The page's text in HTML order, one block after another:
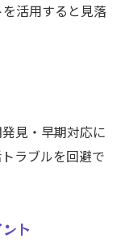
活用すると見落
見・早期対応に
ラブルを回避で
ト